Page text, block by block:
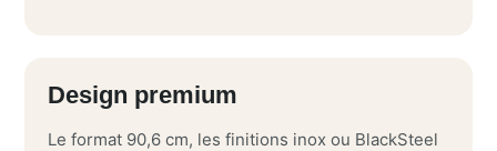
Design premium
Le format 90,6 cm, les finitions inox ou BlackSteel